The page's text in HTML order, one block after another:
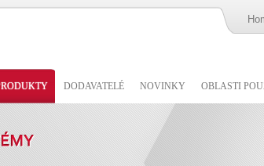
DODAVATELÉ NOVINKY OBLASTI